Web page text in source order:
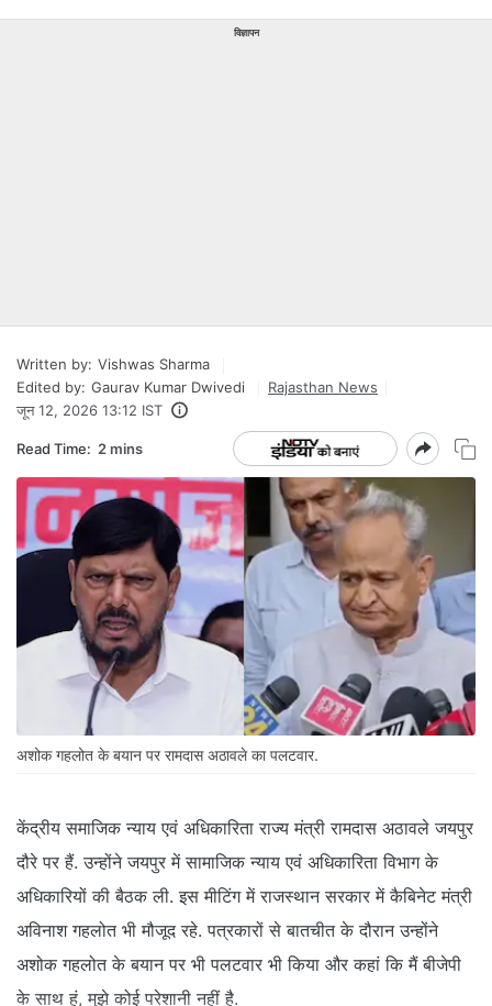
विज्ञापन
Written by: Vishwas Sharma
Edited by: Gaurav Kumar Dwivedi
Rajasthan News
जून 12, 2026 13:12 IST
Read Time: 2 mins
अशोक गहलोत के बयान पर रामदास अठावले का पलटवार.
केंद्रीय समाजिक न्याय एवं अधिकारिता राज्य मंत्री रामदास अठावले जयपुर
दौरे पर हैं. उन्होंने जयपुर में सामाजिक न्याय एवं अधिकारिता विभाग के
अधिकारियों की बैठक ली. इस मीटिंग में राजस्थान सरकार में कैबिनेट मंत्री
अविनाश गहलोत भी मौजूद रहे. पत्रकारों से बातचीत के दौरान उन्होंने
अशोक गहलोत के बयान पर भी पलटवार भी किया और कहां कि मैं बीजेपी
के साथ हूं, मुझे कोई परेशानी नहीं है.